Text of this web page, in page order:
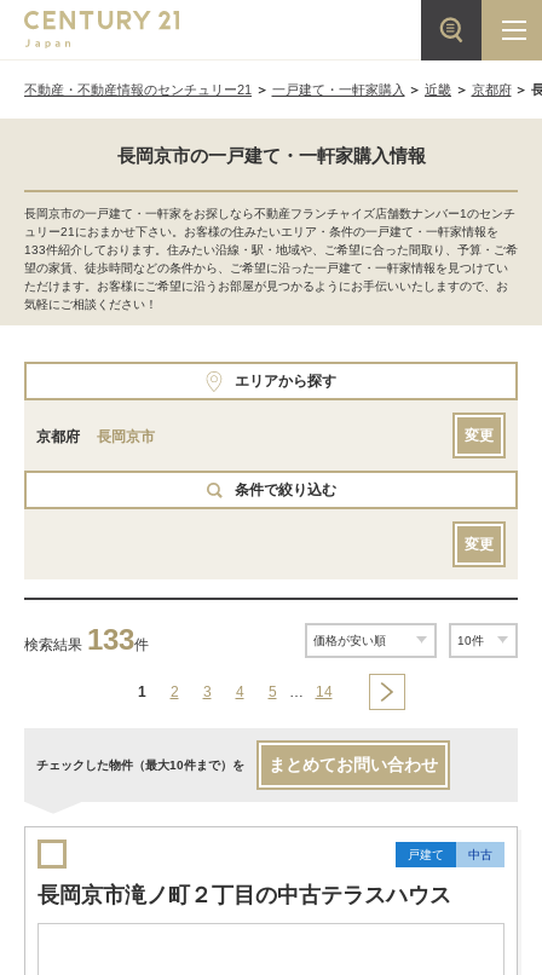
不動産・不動産情報のセンチュリー21 一戸建て・一軒家購入 近畿 京都府
長岡京市の一戸建て・一軒家購入情報
長岡京市の一戸建て・一軒家をお探しなら不動産フランチャイズ店舗数ナンバー1のセンチ
ュリー21におまかせ下さい。お客様の住みたいエリア・条件の一戸建て・一軒家情報を
133件紹介しております。住みたい沿線・駅・地域や、ご希望に合った間取り、予算・ご希
望の家賃、徒歩時間などの条件から、ご希望に沿った一戸建て・一軒家情報を見つけてい
ただけます。お客様にご希望に沿うお部屋が見つかるようにお手伝いいたしますので、お
気軽にご相談ください！
エリアから探す
京都府 長岡京市 変更
条件で絞り込む
変更
検索結果 133件
1 2 3 4 5 … 14
チェックした物件（最大10件まで）を まとめてお問い合わせ
戸建て 中古
長岡京市滝ノ町２丁目の中古テラスハウス